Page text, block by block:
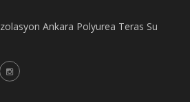
Ankara Polyurea Teras Su